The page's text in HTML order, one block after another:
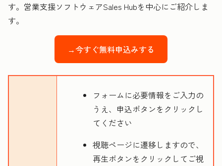
す。営業支援ソフトウェアSales Hubを中心にご紹介しま
す。
→今すぐ無料申込みする
フォームに必要情報をご入力の
うえ、申込ボタンをクリックし
てください
視聴ページに遷移しますので、
再生ボタンをクリックしてご視